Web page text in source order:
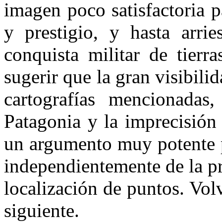
imagen poco satisfactoria
y prestigio, y hasta
conquista militar de
sugerir que la gran
cartografías
Patagonia y la
un argumento muy potente
independientemente de la
localización de puntos.
siguiente.